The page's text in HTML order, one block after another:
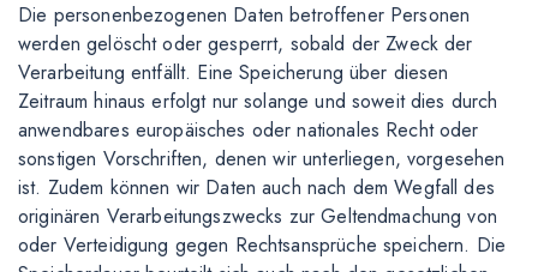
Die personenbezogenen Daten betroffener Personen
werden gelöscht oder gesperrt, sobald der Zweck der
Verarbeitung entfällt. Eine Speicherung über diesen
Zeitraum hinaus erfolgt nur solange und soweit dies durch
anwendbares europäisches oder nationales Recht oder
sonstigen Vorschriften, denen wir unterliegen, vorgesehen
ist. Zudem können wir Daten auch nach dem Wegfall des
originären Verarbeitungszwecks zur Geltendmachung von
oder Verteidigung gegen Rechtsansprüche speichern. Die